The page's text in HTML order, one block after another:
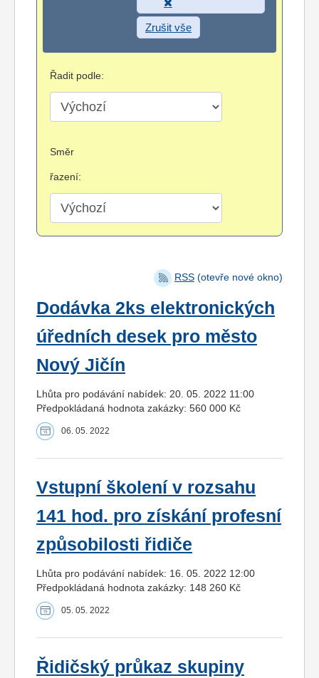
Zrušit vše
Řadit podle:
Směr
řazení:
RSS (otevře nové okno)
Dodávka 2ks elektronických
úředních desek pro město
Nový Jičín
Lhůta pro podávání nabídek: 20. 05. 2022 11:00
Předpokládaná hodnota zakázky: 560 000 Kč
06. 05. 2022
Vstupní školení v rozsahu
141 hod. pro získání profesní
způsobilosti řidiče
Lhůta pro podávání nabídek: 16. 05. 2022 12:00
Předpokládaná hodnota zakázky: 148 260 Kč
05. 05. 2022
Řidičský průkaz skupiny